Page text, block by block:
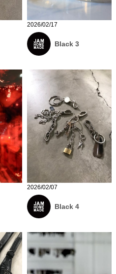
2026/02/17
Black 3
2026/02/07
Black 4